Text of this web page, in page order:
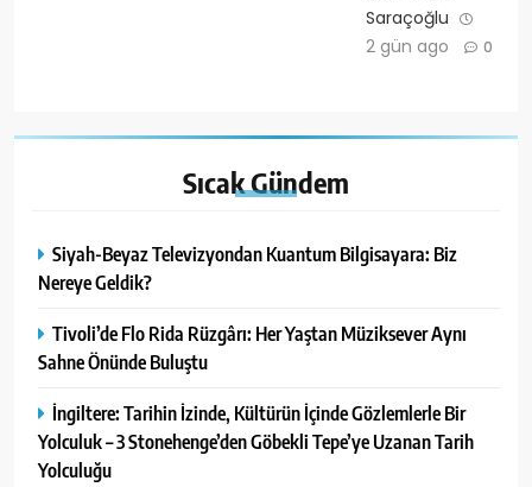
Saraçoğlu
2 gün ago
0
SıcakGündem
Siyah-Beyaz Televizyondan Kuantum Bilgisayara: Biz
Nereye Geldik?
Tivoli’de Flo Rida Rüzgârı: Her Yaştan Müziksever Aynı
Sahne Önünde Buluştu
İngiltere: Tarihin İzinde, Kültürün İçinde Gözlemlerle Bir
Yolculuk – 3 Stonehenge’den Göbekli Tepe’ye Uzanan Tarih
Yolculuğu